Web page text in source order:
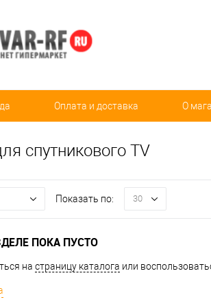
Оплата и доставка О
спутникового TV
Показать по: 30
ПОКА ПУСТО
на страницу каталога или